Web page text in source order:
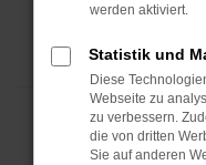
werden aktiviert.
Statistik und
Diese
Webseite zu
zu verbessern.
die von dritten
Sie auf anderen